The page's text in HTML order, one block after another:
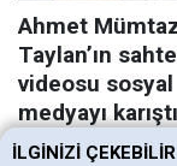
İLGINIZI ÇEKEBILIR